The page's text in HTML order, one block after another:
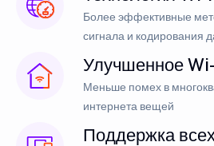
Более эффективные
сигнала и кодирования
Улучшенное
Меньше помех в
интернета вещей
Поддержка